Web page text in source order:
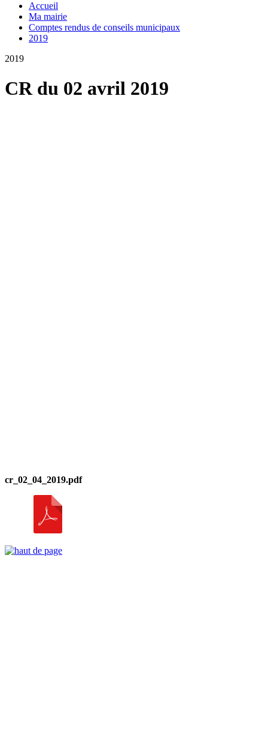
Accueil
Ma mairie
Comptes rendus de conseils municipaux
2019
2019
CR du 02 avril 2019
cr_02_04_2019.pdf